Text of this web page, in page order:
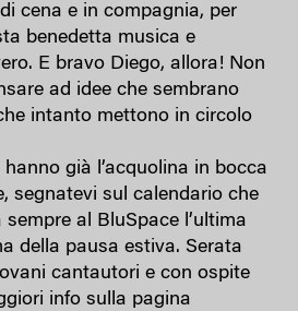
cena e in compagnia, per
benedetta musica e
E bravo Diego, allora! Non
ad idee che sembrano
intanto mettono in circolo
già l’acquolina in bocca
segnatevi sul calendario che
al BluSpace l’ultima
della pausa estiva. Serata
cantautori e con ospite
info sulla pagina